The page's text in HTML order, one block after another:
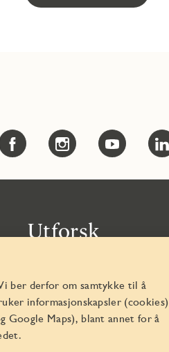
ber derfor om samtykke til å
informasjonskapsler (cookies)
Google Maps), blant annet for å
Utforsk
For studenter
Leverandør til JM